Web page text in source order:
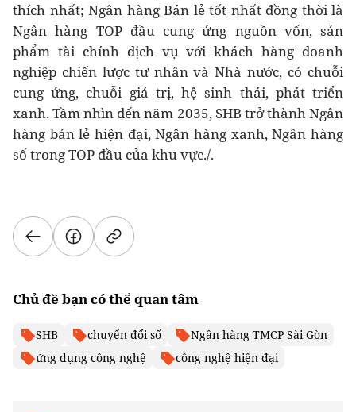
thích nhất; Ngân hàng Bán lẻ tốt nhất đồng thời là
Ngân hàng TOP đầu cung ứng nguồn vốn, sản
phẩm tài chính dịch vụ với khách hàng doanh
nghiệp chiến lược tư nhân và Nhà nước, có chuỗi
cung ứng, chuỗi giá trị, hệ sinh thái, phát triển
xanh. Tầm nhìn đến năm 2035, SHB trở thành Ngân
hàng bán lẻ hiện đại, Ngân hàng xanh, Ngân hàng
số trong TOP đầu của khu vực./.
Chủ đề bạn có thể quan tâm
SHB chuyển đổi số
Ngân hàng TMCP Sài Gòn
ứng dụng công nghệ
công nghệ hiện đại